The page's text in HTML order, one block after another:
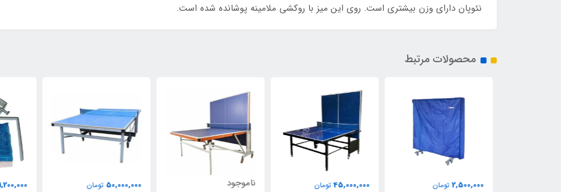
نئوپان دارای وزن بیشتری است. روی این میز با روکشی ملامینه پوشانده شده است.
محصولات مرتبط
2,500,000 تومان
45,000,000 تومان
ناموجود 50,000,000 تومان
1,200,000